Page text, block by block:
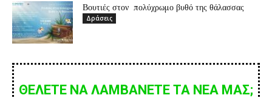
Βουτιές στον πολύχρωμο βυθό της θάλασσας
Δράσεις
ΘΕΛΕΤΕ ΝΑ ΛΑΜΒΑΝΕΤΕ ΤΑ ΝΕΑ ΜΑΣ;